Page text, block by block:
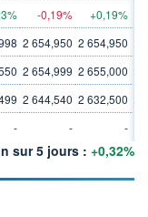
-0,19%
+0,19%
2 654,950 2 654,950
2 654,999 2 655,000
2 644,540 2 632,500
- - -
sur 5 jours : +0,32%